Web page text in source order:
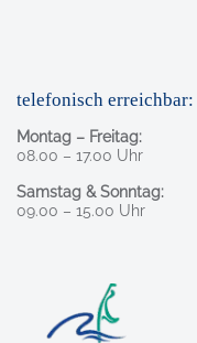
telefonisch erreichbar:
Montag – Freitag:
08.00 – 17.00 Uhr
Samstag & Sonntag:
09.00 – 15.00 Uhr